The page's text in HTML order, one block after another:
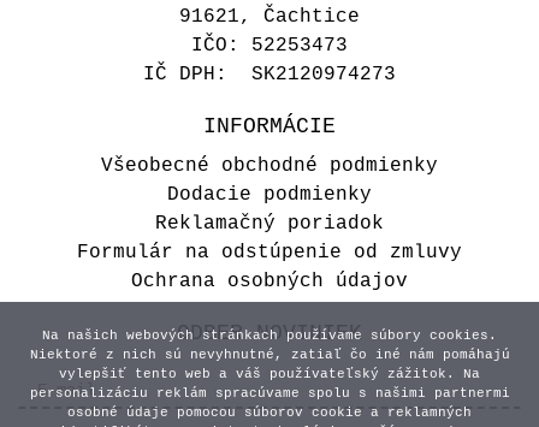
91621, Čachtice
IČO: 52253473
IČ DPH: SK2120974273
INFORMÁCIE
Všeobecné obchodné podmienky
Dodacie podmienky
Reklamačný poriadok
Formulár na odstúpenie od zmluvy
Ochrana osobných údajov
ODBER NOVINIEK
Na našich webových stránkach používame súbory cookies.
Niektoré z nich sú nevyhnutné, zatiaľ čo iné nám pomáhajú
vylepšiť tento web a váš používateľský zážitok. Na
personalizáciu reklám spracúvame spolu s našimi partnermi
osobné údaje pomocou súborov cookie a reklamných